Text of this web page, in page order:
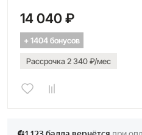
14 040 ₽
+ 1404 бонусов
Рассрочка 2 340 ₽/мес